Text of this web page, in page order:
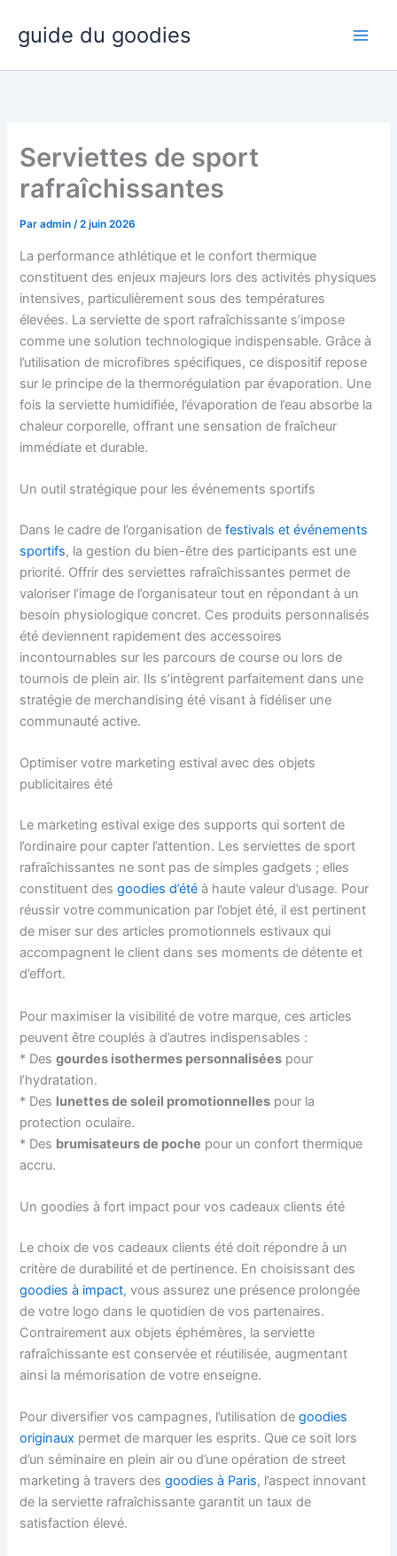
contenu
guide du goodies
Serviettes de sport
rafraîchissantes
Paradmin/2 juin 2026
La performance athlétique et le confort thermique
constituent des enjeux majeurs lors des activités physiques
intensives, particulièrement sous des températures
élevées. La serviette de sport rafraîchissante s’impose
comme une solution technologique indispensable. Grâce à
l’utilisation de microfibres spécifiques, ce dispositif repose
sur le principe de la thermorégulation par évaporation. Une
fois la serviette humidifiée, l’évaporation de l’eau absorbe la
chaleur corporelle, offrant une sensation de fraîcheur
immédiate et durable.
Un outil stratégique pour les événements sportifs
Dans le cadre de l’organisation defestivals et événements
sportifs, la gestion du bien-être des participants est une
priorité. Offrir des serviettes rafraîchissantes permet de
valoriser l’image de l’organisateur tout en répondant à un
besoin physiologique concret. Ces produits personnalisés
été deviennent rapidement des accessoires
incontournables sur les parcours de course ou lors de
tournois de plein air. Ils s’intègrent parfaitement dans une
stratégie de merchandising été visant à fidéliser une
communauté active.
Optimiser votre marketing estival avec des objets
publicitaires été
Le marketing estival exige des supports qui sortent de
l’ordinaire pour capter l’attention. Les serviettes de sport
rafraîchissantes ne sont pas de simples gadgets ; elles
constituent desgoodies d’été à haute valeur d’usage. Pour
réussir votre communication par l’objet été, il est pertinent
de miser sur des articles promotionnels estivaux qui
accompagnent le client dans ses moments de détente et
d’effort.
Pour maximiser la visibilité de votre marque, ces articles
peuvent être couplés à d’autres indispensables :
* Desgourdes isothermes personnalisées pour
l’hydratation.
* Des lunettes de soleil promotionnelles pour la
protection oculaire.
* Des brumisateurs de poche pour un confort thermique
accru.
Un goodies à fort impact pour vos cadeaux clients été
Le choix de vos cadeaux clients été doit répondre à un
critère de durabilité et de pertinence. En choisissant des
goodies à impact, vous assurez une présence prolongée
de votre logo dans le quotidien de vos partenaires.
Contrairement aux objets éphémères, la serviette
rafraîchissante est conservée et réutilisée, augmentant
ainsi la mémorisation de votre enseigne.
Pour diversifier vos campagnes, l’utilisation degoodies
originaux permet de marquer les esprits. Que ce soit lors
d’un séminaire en plein air ou d’une opération de street
marketing à travers desgoodies à Paris, l’aspect innovant
de la serviette rafraîchissante garantit un taux de
satisfaction élevé.